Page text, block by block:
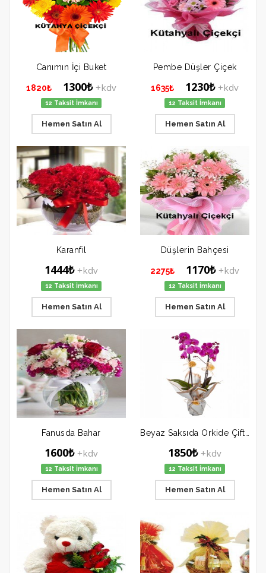
Canımın İçi Buket
1820₺ 1300₺ +kdv
12 Taksit İmkanı
Hemen Satın Al
Pembe Düşler Çiçek
1635₺ 1230₺ +kdv
12 Taksit İmkanı
Hemen Satın Al
Karanfil
1444₺ +kdv
12 Taksit İmkanı
Hemen Satın Al
Düşlerin Bahçesi
2275₺ 1170₺ +kdv
12 Taksit İmkanı
Hemen Satın Al
Fanusda Bahar
1600₺ +kdv
12 Taksit İmkanı
Hemen Satın Al
1850₺ +kdv
12 Taksit İmkanı
Hemen Satın Al